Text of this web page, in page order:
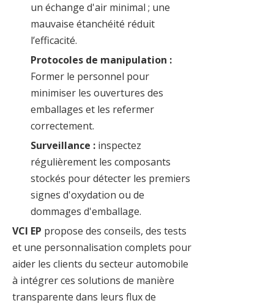
un échange d'air minimal ; une
mauvaise étanchéité réduit
l’efficacité.
Protocoles de manipulation :
Former le personnel pour
minimiser les ouvertures des
emballages et les refermer
correctement.
Surveillance : inspectez
régulièrement les composants
stockés pour détecter les premiers
signes d'oxydation ou de
dommages d'emballage.
VCI EP propose des conseils, des tests
et une personnalisation complets pour
aider les clients du secteur automobile
à intégrer ces solutions de manière
transparente dans leurs flux de